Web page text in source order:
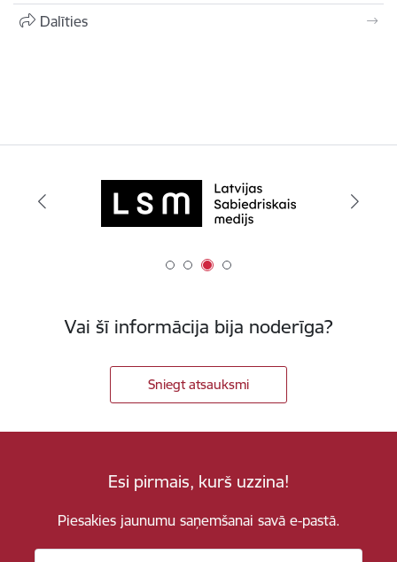
Dalīties
Vai šī informācija bija noderīga?
Sniegt atsauksmi
Esi pirmais, kurš uzzina!
Piesakies jaunumu saņemšanai savā e-pastā.